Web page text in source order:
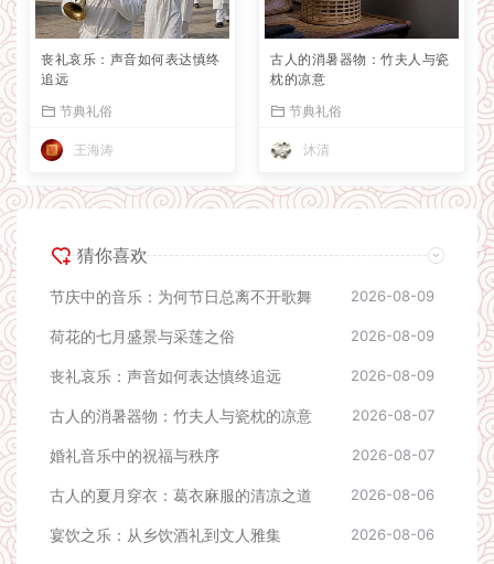
丧礼哀乐：声音如何表达慎终
追远
节典礼俗
王海涛
古人的消暑器物：竹夫人与瓷
枕的凉意
节典礼俗
沐清
猜你喜欢
节庆中的音乐：为何节日总离不开歌舞 2026-08-09
荷花的七月盛景与采莲之俗 2026-08-09
丧礼哀乐：声音如何表达慎终追远 2026-08-09
古人的消暑器物：竹夫人与瓷枕的凉意 2026-08-07
婚礼音乐中的祝福与秩序 2026-08-07
古人的夏月穿衣：葛衣麻服的清凉之道 2026-08-06
宴饮之乐：从乡饮酒礼到文人雅集 2026-08-06